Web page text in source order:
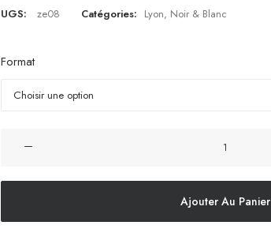
UGS: ze08 Catégories: Lyon, Noir & Blanc
Format
Affiche
de
Ajouter Au Panier